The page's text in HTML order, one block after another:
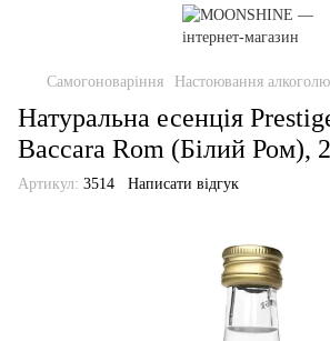
Самогоноваріння Настоювання алкоголю
Натуральна есенція
Baccara Rom (Білий Ром),
Артикул: 3514 Написати відгук